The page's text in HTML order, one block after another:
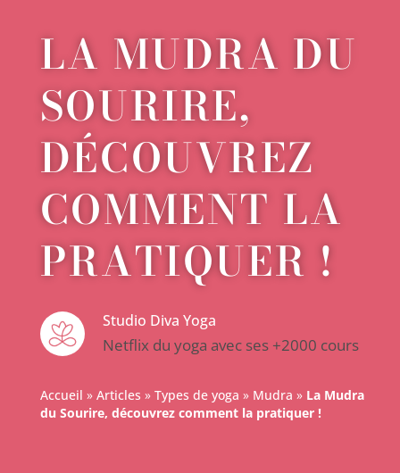
LA MUDRA DU
SOURIRE,
DÉCOUVREZ
COMMENT LA
PRATIQUER !
Studio Diva Yoga
Netflix du yoga avec ses +2000 cours
Accueil » Articles » Types de yoga » Mudra » La Mudra
du Sourire, découvrez comment la pratiquer !